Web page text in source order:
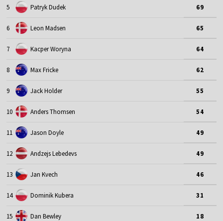
5 Patryk Dudek 69
6 Leon Madsen 65
7 Kacper Woryna 64
8 Max Fricke 62
9 Jack Holder 55
10 Anders Thomsen 54
11 Jason Doyle 49
12 Andzejs Lebedevs 49
13 Jan Kvech 46
14 Dominik Kubera 31
15 Dan Bewley 18